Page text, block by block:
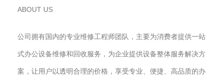
ABOUT US
公司拥有国内的专业维修工程师团队，主要为消费者提供一站
式办公设备维修和回收服务，为企业提供设备整体服务解决方
案，让用户以透明合理的价格，享受专业、便捷、高品质的办